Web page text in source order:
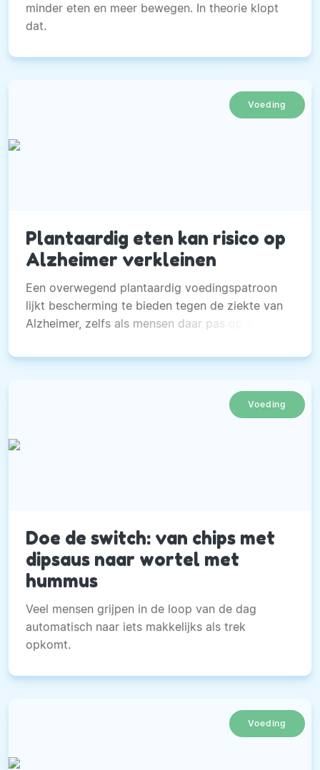
minder eten en meer bewegen. In theorie klopt
dat.
Voeding
Plantaardig eten kan risico op
Alzheimer verkleinen
Een overwegend plantaardig voedingspatroon
lijkt bescherming te bieden tegen de ziekte van
Alzheimer, zelfs als mensen daar pas op latere
Voeding
Doe de switch: van chips met
dipsaus naar wortel met
hummus
Veel mensen grijpen in de loop van de dag
automatisch naar iets makkelijks als trek
opkomt.
Voeding